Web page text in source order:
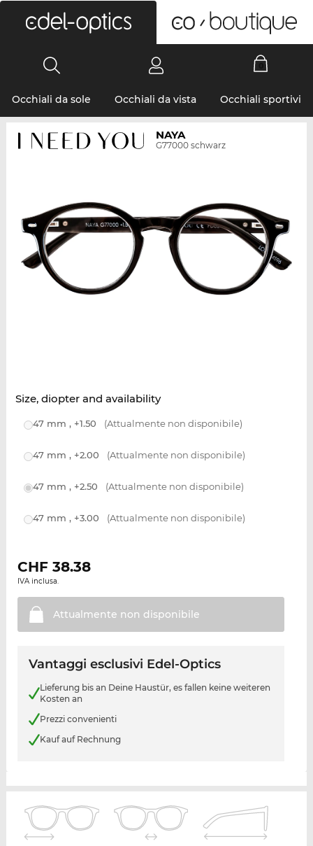
Occhiali da sole Occhiali da vista Occhiali sportivi
NAYA
G77000 schwarz
Size, diopter and availability
47 mm , +1.50 (Attualmente non disponibile)
47 mm , +2.00 (Attualmente non disponibile)
47 mm , +2.50 (Attualmente non disponibile)
47 mm , +3.00 (Attualmente non disponibile)
CHF 38.38
IVA inclusa.
Attualmente non disponibile
Vantaggi esclusivi Edel-Optics
Lieferung bis an Deine Haustür, es fallen keine weiteren
Kosten an
Prezzi convenienti
Kauf auf Rechnung